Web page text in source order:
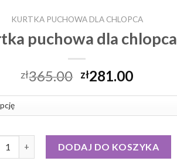
KURTKA PUCHOWA DLA CHLOPCA
puchowa dla chlopca
zł365.00 zł281.00
DODAJ DO KOSZYKA